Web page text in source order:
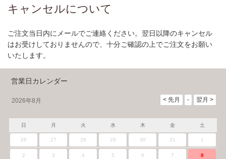
キャンセルについて
ご注文当日内にメールでご連絡ください。翌日以降のキャンセル
はお受けしておりませんので、十分ご確認の上でご注文をお願い
いたします。
営業日カレンダー
2026年8月
日 月 火 水 木 金 土
26 27 28 29 30 31 1
2 3 4 5 6 7 8